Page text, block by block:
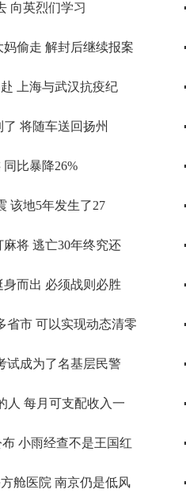
向英烈们学习
妈偷走 解封后继续报案
上海与武汉抗疫纪
将随车送回扬州
同比暴降26%
该地5年发生了27
麻将 逃亡30年终究还
身而出 必须战则必胜
省市 可以实现动态清零
试成为了名基层民警
人 每月可支配收入一
小雨经查不是王国红
舱医院 南京仍是低风